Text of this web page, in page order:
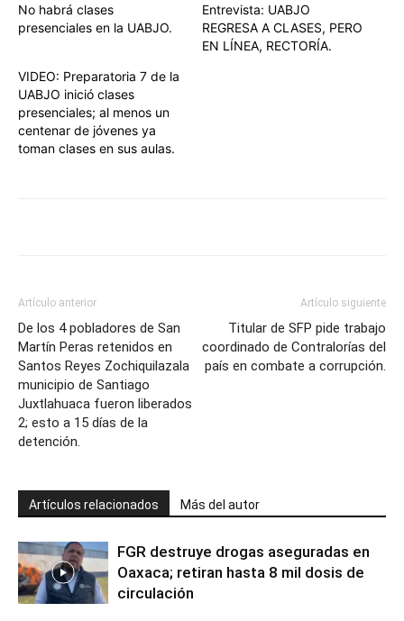
No habrá clases
presenciales en la UABJO.
Entrevista: UABJO
REGRESA A CLASES, PERO
EN LÍNEA, RECTORÍA.
VIDEO: Preparatoria 7 de la
UABJO inició clases
presenciales; al menos un
centenar de jóvenes ya
toman clases en sus aulas.
Artículo anterior
De los 4 pobladores de San
Martín Peras retenidos en
Santos Reyes Zochiquilazala
municipio de Santiago
Juxtlahuaca fueron liberados
2; esto a 15 días de la
detención.
Artículo siguiente
Titular de SFP pide trabajo
coordinado de Contralorías del
país en combate a corrupción.
Artículos relacionados Más del autor
FGR destruye drogas aseguradas en
Oaxaca; retiran hasta 8 mil dosis de
circulación